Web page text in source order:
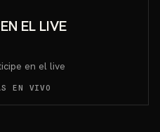
EL LIVE
en el live
EN VIVO